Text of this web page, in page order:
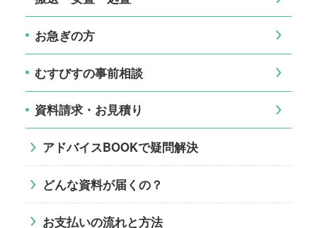
お急ぎの方
むすびすの事前相談
資料請求・お見積り
アドバイスBOOKで疑問解決
どんな資料が届くの？
お支払いの流れと方法